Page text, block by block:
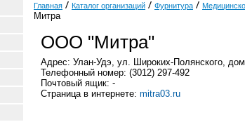
Главная Каталог организаций Фурнитура
Митра
ООО "Митра"
Адрес: Улан-Удэ, ул. Широких-Полянского,
Телефонный номер: (3012) 297-492
Почтовый ящик: -
Страница в интернете: mitra03.ru